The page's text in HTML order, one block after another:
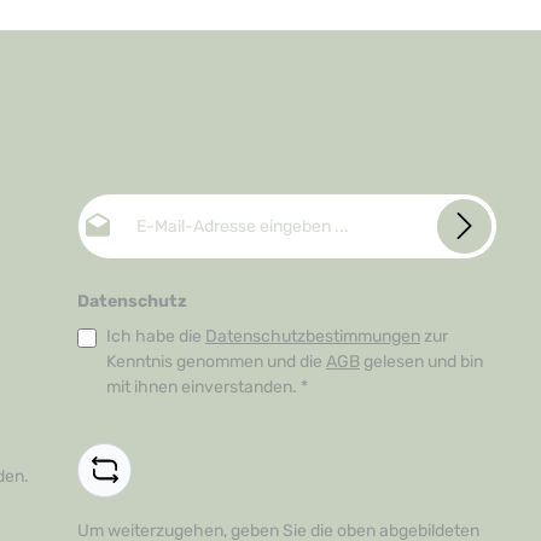
E-Mail-Adresse*
Datenschutz
Ich habe die Datenschutzbestimmungen zur
Kenntnis genommen und die AGB gelesen und bin
mit ihnen einverstanden. *
Um weiterzugehen, geben Sie die oben abgebildeten